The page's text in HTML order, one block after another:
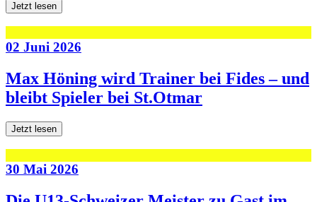
Jetzt lesen
02 Juni 2026
Max Höning wird Trainer bei Fides – und
bleibt Spieler bei St.Otmar
Jetzt lesen
30 Mai 2026